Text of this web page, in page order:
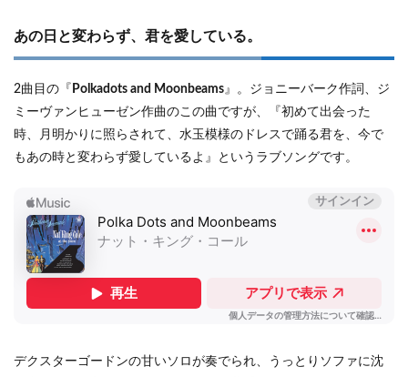
あの日と変わらず、君を愛している。
2曲目の『 Polkadots and Moonbeams』。ジョニーバーク作詞、ジ
ミーヴァンヒューゼン作曲のこの曲ですが、『初めて出会った
時、月明かりに照らされて、水玉模様のドレスで踊る君を、今で
もあの時と変わらず愛しているよ』というラブソングです。
デクスターゴードンの甘いソロが奏でられ、うっとりソファに沈